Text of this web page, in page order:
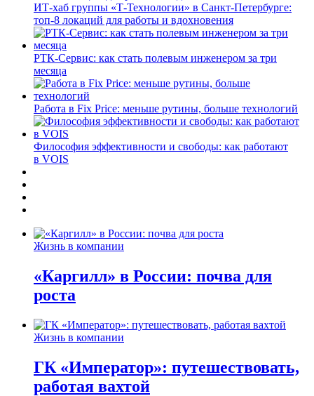
ИТ-хаб группы «Т-Технологии» в Санкт-Петербурге:
топ-8 локаций для работы и вдохновения
РТК-Сервис: как стать полевым инженером за три
месяца
Работа в Fix Price: меньше рутины, больше технологий
Философия эффективности и свободы: как работают
в VOIS
Жизнь в компании
«Каргилл» в России: почва для
роста
Жизнь в компании
ГК «Император»: путешествовать,
работая вахтой